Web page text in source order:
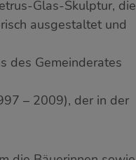
Glas-Skulptur, die
ausgestaltet und
des Gemeinderates
– 2009), der in der